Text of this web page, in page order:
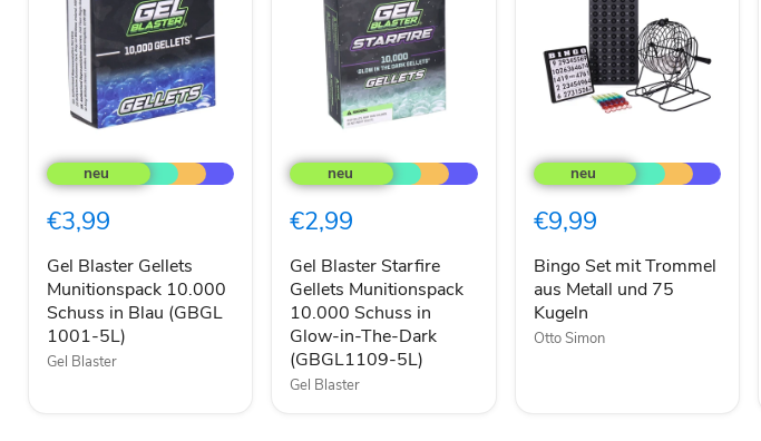
Blaster
Gellets
10.000
in
Blau
(GBGL
1001-
5L)
€3,99
Gel Blaster Gellets
Munitionspack 10.000
Schuss in Blau (GBGL
1001-5L)
Gel Blaster
Blaster
Starfire
Munitionspack
Schuss
in
Glow-
in-
The-
Dark
(GBGL1109-
€2,99
Gel Blaster Starfire
Gellets Munitionspack
10.000 Schuss in
Glow-in-The-Dark
(GBGL1109-5L)
Gel Blaster
Set
mit
aus
und
75
Kugeln
€9,99
Bingo Set mit Trommel
aus Metall und 75
Kugeln
Otto Simon